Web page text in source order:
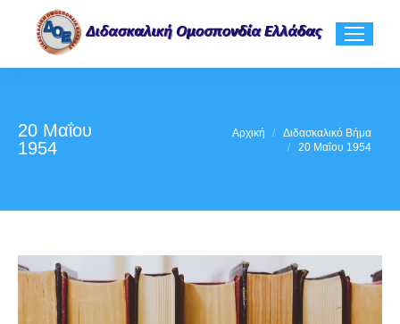
20 Μαΐου
1954
Αρχική
Διδασκαλικό Βήμα
20 Μαΐου 1954